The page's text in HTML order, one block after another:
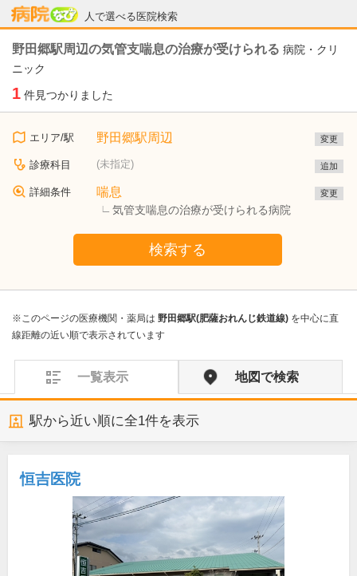
人で選べる医院検索
病院なび
野田郷駅周辺の気管支喘息の治療が受けられる 病院・クリ
ニック
1 件見つかりました
エリア/駅 野田郷駅周辺 変更
診療科目 (未指定) 追加
詳細条件 喘息
気管支喘息の治療が受けられる病院
変更
検索する
※このページの医療機関・薬局は 野田郷駅(肥薩おれんじ鉄道線) を中心に直
線距離の近い順で表示されています
一覧表示 地図で検索
駅から近い順に全1件を表示
恒吉医院